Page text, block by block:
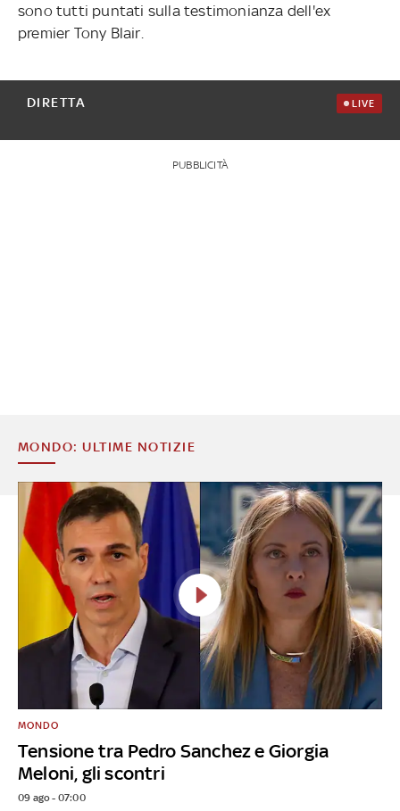
sono tutti puntati sulla testimonianza dell'ex
premier Tony Blair.
DIRETTA LIVE
PUBBLICITÀ
MONDO: ULTIME NOTIZIE
Tensione tra Pedro Sanchez e Giorgia
Meloni, gli scontri
MONDO
09 ago - 07:00